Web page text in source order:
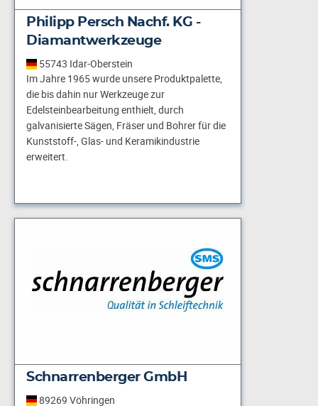
Philipp Persch Nachf. KG -
Diamantwerkzeuge
55743 Idar-Oberstein
Im Jahre 1965 wurde unsere Produktpalette,
die bis dahin nur Werkzeuge zur
Edelsteinbearbeitung enthielt, durch
galvanisierte Sägen, Fräser und Bohrer für die
Kunststoff-, Glas- und Keramikindustrie
erweitert.
Schnarrenberger GmbH
89269 Vöhringen